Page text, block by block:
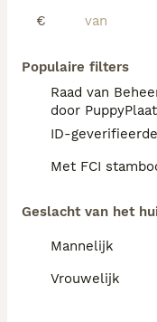
€
Populaire filters
Raad van
door
ID-
Met FCI
Geslacht van het
Mannelijk
Vrouwelijk